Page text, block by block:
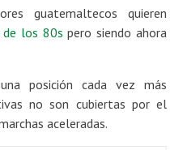
guatemaltecos quieren
de los 80s pero siendo ahora
posición cada vez más
no son cubiertas por el
aceleradas.